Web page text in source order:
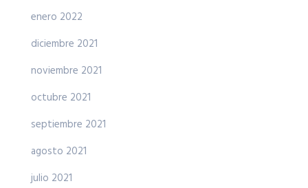
enero 2022
diciembre 2021
noviembre 2021
octubre 2021
septiembre 2021
agosto 2021
julio 2021